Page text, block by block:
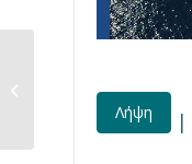
Λήψη |
απορριμμάτων στην...